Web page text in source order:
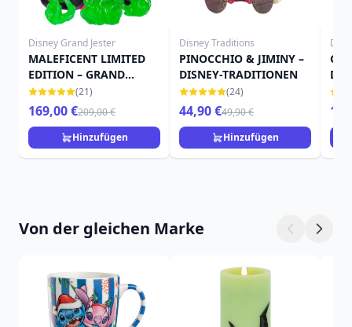
Disney Grand Jester
MALEFICENT LIMITED
EDITION – GRAND
JESTER STUDIOS
(21)
169,00 €209,00 €
Hinzufügen
Disney Traditions
PINOCCHIO & JIMINY –
DISNEY-TRADITIONEN
(24)
44,90 €49,90 €
Hinzufügen
Von der gleichen Marke